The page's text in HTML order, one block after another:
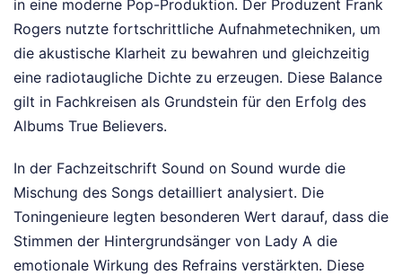
in eine moderne Pop-Produktion. Der Produzent Frank
Rogers nutzte fortschrittliche Aufnahmetechniken, um
die akustische Klarheit zu bewahren und gleichzeitig
eine radiotaugliche Dichte zu erzeugen. Diese Balance
gilt in Fachkreisen als Grundstein für den Erfolg des
Albums True Believers.
In der Fachzeitschrift Sound on Sound wurde die
Mischung des Songs detailliert analysiert. Die
Toningenieure legten besonderen Wert darauf, dass die
Stimmen der Hintergrundsänger von Lady A die
emotionale Wirkung des Refrains verstärkten. Diese